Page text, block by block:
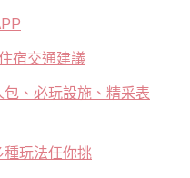
宿交通建議
、必玩設施、精采表
種玩法任你挑